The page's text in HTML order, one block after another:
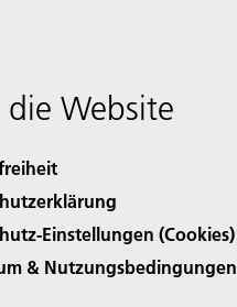
Website
Einstellungen (Cookies)
& Nutzungsbedingungen